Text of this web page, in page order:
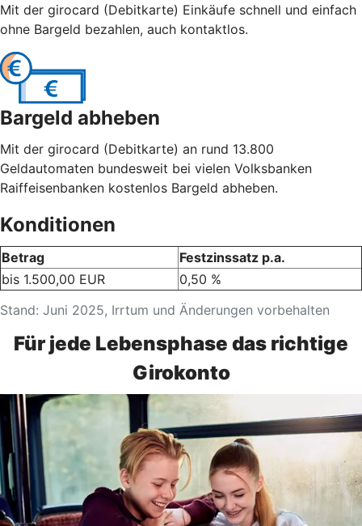
Mit der girocard (Debitkarte) Einkäufe schnell und einfach
ohne Bargeld bezahlen, auch kontaktlos.
Bargeld abheben
Mit der girocard (Debitkarte) an rund 13.800
Geldautomaten bundesweit bei vielen Volksbanken
Raiffeisenbanken kostenlos Bargeld abheben.
Konditionen
Stand: Juni 2025, Irrtum und Änderungen vorbehalten
Betrag
Festzinssatz p.a.
bis 1.500,00 EUR
0,50 %
Für jede Lebensphase das richtige
Girokonto